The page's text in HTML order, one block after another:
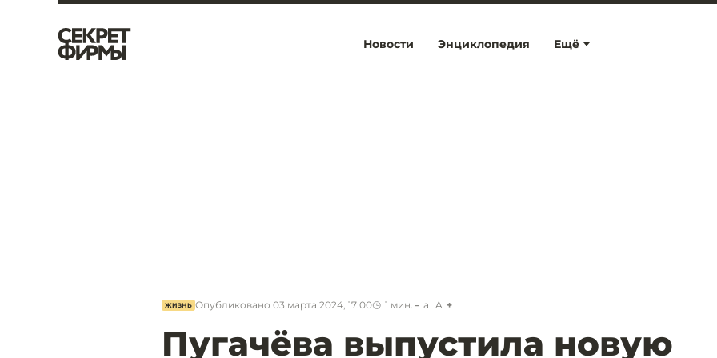
Ещё
Новости Энциклопедия
ЖИЗНЬ Опубликовано 03 марта 2024, 17:00 1 мин. a A
Пугачёва выпустила новую